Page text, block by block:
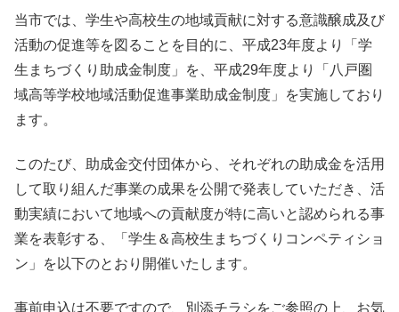
当市では、学生や高校生の地域貢献に対する意識醸成及び
活動の促進等を図ることを目的に、平成23年度より「学
生まちづくり助成金制度」を、平成29年度より「八戸圏
域高等学校地域活動促進事業助成金制度」を実施しており
ます。
このたび、助成金交付団体から、それぞれの助成金を活用
して取り組んだ事業の成果を公開で発表していただき、活
動実績において地域への貢献度が特に高いと認められる事
業を表彰する、「学生＆高校生まちづくりコンペティショ
ン」を以下のとおり開催いたします。
事前申込は不要ですので、別添チラシをご参照の上、お気